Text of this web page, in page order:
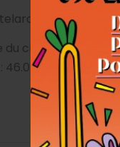
fait partie de
du château d'eau
46.0714173 /